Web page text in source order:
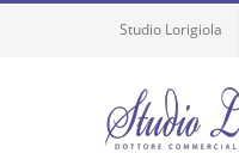
Studio Lorigiola